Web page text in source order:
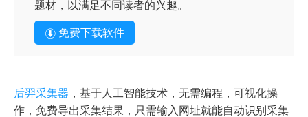
题材，以满足不同读者的兴趣。
免费下载软件
后羿采集器 ，基于人工智能技术，无需编程，可视化操
作，免费导出采集结果，只需输入网址就能自动识别采集